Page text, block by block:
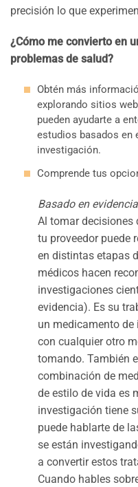
precisión lo que
¿Cómo me convierto en
problemas de salud?
Obtén más
explorando sitios
pueden ayudarte a
estudios basados en
investigación.
Comprende tus
Basado en
Al tomar decisiones
tu proveedor puede
en distintas etapas
médicos hacen
investigaciones
evidencia). Es su
un medicamento
con cualquier otro
tomando. También
combinación de
de estilo de vida es
investigación tiene
puede hablarte de
se están
a convertir estos
Cuando hables